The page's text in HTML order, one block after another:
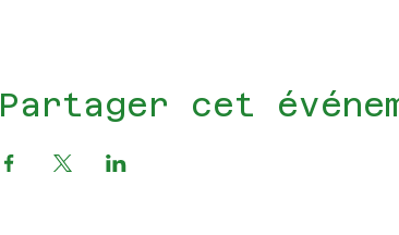
Partager cet